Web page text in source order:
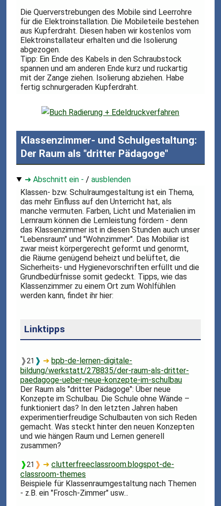
Die Querverstrebungen des Mobile sind Leerrohre
für die Elektroinstallation. Die Mobileteile bestehen
aus Kupferdraht. Diesen haben wir kostenlos vom
Elektroinstallateur erhalten und die Isolierung
abgezogen.
Tipp: Ein Ende des Kabels in den Schraubstock
spannen und am anderen Ende kurz und ruckartig
mit der Zange ziehen. Isolierung abziehen. Habe
fertig schnurgeraden Kupferdraht.
Klassenzimmer- und Schulgestaltung:
Der Raum als "dritter Pädagoge"
➜ Abschnitt ein - /ausblenden
Klassen- bzw. Schulraumgestaltung ist ein Thema,
das mehr Einfluss auf den Unterricht hat, als
manche vermuten. Farben, Licht und Materialien im
Lernraum können die Lernleistung fördern - denn
das Klassenzimmer ist in diesen Stunden auch unser
"Lebensraum" und "Wohnzimmer". Das Mobiliar ist
zwar meist körpergerecht geformt und genormt,
die Räume genügend beheizt und belüftet, die
Sicherheits- und Hygienevorschriften erfüllt und die
Grundbedürfnisse somit gedeckt. Tipps, wie das
Klassenzimmer zu einem Ort zum Wohlfühlen
werden kann, findet ihr hier:
Linktipps
❱21 ❱ ➜bpb-de-lernen-digitale-
bildung/werkstatt/278835/der-raum-als-dritter-
paedagoge-ueber-neue-konzepte-im-schulbau
Der Raum als "dritter Pädagoge": Über neue
Konzepte im Schulbau. Die Schule ohne Wände –
funktioniert das? In den letzten Jahren haben
experimentierfreudige Schulbauten von sich Reden
gemacht. Was steckt hinter den neuen Konzepten
und wie hängen Raum und Lernen generell
zusammen?
❱21 ❱ ➜clutterfreeclassroom.blogspot-de-
classroom-themes
Beispiele für Klassenraumgestaltung nach Themen
- z.B. ein "Frosch-Zimmer" usw...